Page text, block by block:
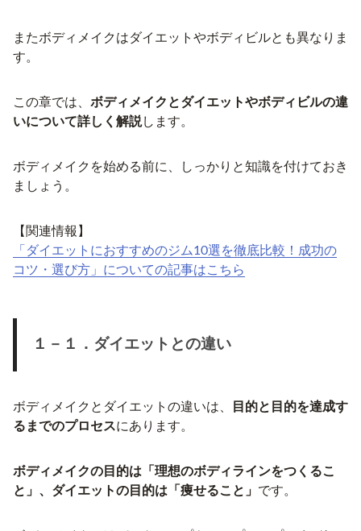
またボディメイクはダイエットやボディビルとも異なりま
す。
この章では、 ボディメイクとダイエットやボディビルの違
いについて詳しく解説します。
ボディメイクを始める前に、しっかりと知識を付けておき
ましょう。
【関連情報】
「ダイエットにおすすめのジム10選を徹底比較！成功の
コツ・選び方」についての記事はこちら
１－１．ダイエットとの違い
ボディメイクとダイエットの違いは、
目的と目的を達成す
るまでのプロセスにあります。
ボディメイクの目的は「理想のボディラインをつくるこ
と」、ダイエットの目的は「痩せること」 です。